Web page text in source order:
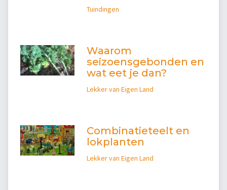
Tuindingen
Waarom
seizoensgebonden en
wat eet je dan?
Lekker van Eigen Land
Combinatieteelt en
lokplanten
Lekker van Eigen Land